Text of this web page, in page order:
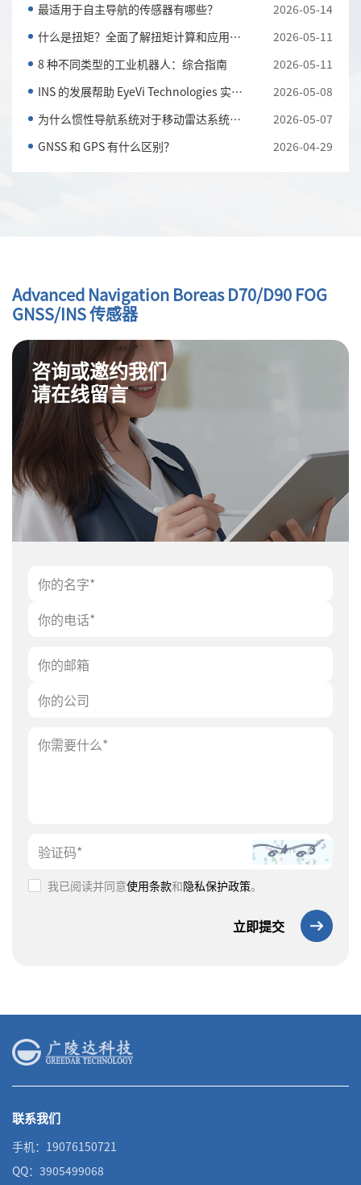
最适用于自主导航的传感器有哪些？
2026-05-14
什么是扭矩？全面了解扭矩计算和应用知识
2026-05-11
8 种不同类型的工业机器人：综合指南
2026-05-11
INS 的发展帮助 EyeVi Technologies 实现可扩展的道路...
2026-05-08
为什么惯性导航系统对于移动雷达系统至关重要
2026-05-07
GNSS 和 GPS 有什么区别？
2026-04-29
Advanced Navigation Boreas D70/D90 FOG
GNSS/INS 传感器
咨询或邀约我们
请在线留言
我已阅读并同意使用条款和隐私保护政策。
立即提交
联系我们
手机：19076150721
QQ：3905499068